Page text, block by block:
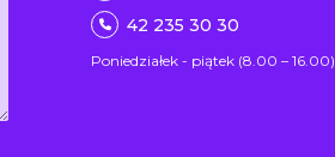
42 235 30 30
Poniedziałek - piątek (8.00 – 16.00)